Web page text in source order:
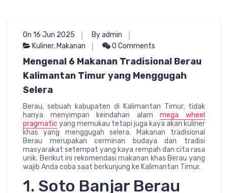
On 16 Jun 2025
By admin
Kuliner, Makanan 0 Comments
Mengenal 6 Makanan Tradisional Berau
Kalimantan Timur yang Menggugah
Selera
Berau, sebuah kabupaten di Kalimantan Timur, tidak
hanya menyimpan keindahan alammega wheel
pragmatic yang memukau tetapi juga kaya akan kuliner
khas yang menggugah selera. Makanan tradisional
Berau merupakan cerminan budaya dan tradisi
masyarakat setempat yang kaya rempah dan cita rasa
unik. Berikut ini rekomendasi makanan khas Berau yang
wajib Anda coba saat berkunjung ke Kalimantan Timur.
1. Soto Banjar Berau